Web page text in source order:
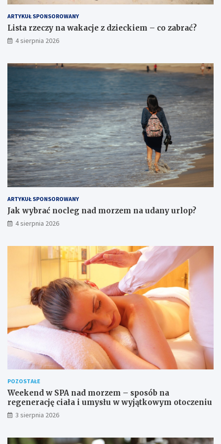
ARTYKUŁ SPONSOROWANY
Lista rzeczy na wakacje z dzieckiem – co zabrać?
4 sierpnia 2026
ARTYKUŁ SPONSOROWANY
Jak wybrać nocleg nad morzem na udany urlop?
4 sierpnia 2026
POZOSTAŁE
Weekend w SPA nad morzem – sposób na
regenerację ciała i umysłu w wyjątkowym otoczeniu
3 sierpnia 2026